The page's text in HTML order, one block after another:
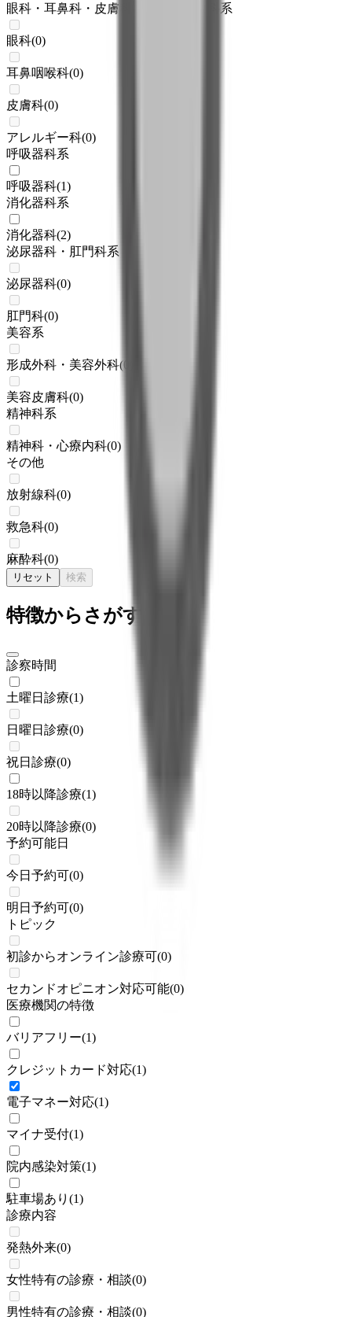
眼科・耳鼻科・皮膚科・アレルギー科系
眼科(0)
耳鼻咽喉科(0)
皮膚科(0)
アレルギー科(0)
呼吸器科系
呼吸器科(1)
消化器科系
消化器科(2)
泌尿器科・肛門科系
泌尿器科(0)
肛門科(0)
美容系
形成外科・美容外科(0
美容皮膚科(0)
精神科系
精神科・心療内科(0)
その他
放射線科(0)
救急科(0)
麻酔科(0)
リセット 検索
特徴からさがす
診察時間
土曜日診療(1)
日曜日診療(0)
祝日診療(0)
18時以降診療(1)
20時以降診療(0)
予約可能日
今日予約可(0)
明日予約可(0)
トピック
初診からオンライン診療可(0)
セカンドオピニオン対応可能(0)
医療機関の特徴
バリアフリー(1)
クレジットカード対応(1)
電子マネー対応(1)
マイナ受付(1)
院内感染対策(1)
駐車場あり (1)
診療内容
発熱外来(0)
女性特有の診療・相談(0)
男性特有の診療・相談(0)